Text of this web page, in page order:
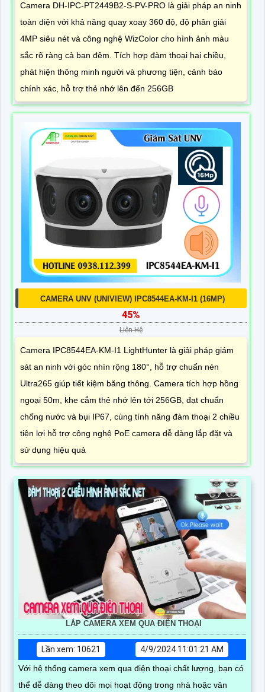
Camera DH-IPC-PT2449B2-S-PV-PRO là giải pháp an ninh
toàn diện với khả năng quay xoay 360 độ, độ phân giải
4MP siêu nét và công nghệ WizColor cho hình ảnh màu
sắc rõ ràng cả ban đêm. Tích hợp đàm thoại hai chiều,
phát hiện thông minh người và phương tiện, cảnh báo
chính xác, hỗ trợ thẻ nhớ lên đến 256GB
CAMERA UNV (UNIVIEW) IPC8544EA-KM-I1 (16MP)
45%
Liên Hệ
Camera IPC8544EA-KM-I1 LightHunter là giải pháp giám
sát an ninh với góc nhìn rộng 180°, hỗ trợ chuẩn nén
Ultra265 giúp tiết kiệm băng thông. Camera tích hợp hồng
ngoại 50m, khe cắm thẻ nhớ lên tới 256GB, đạt chuẩn
chống nước và bụi IP67, cùng tính năng đàm thoại 2 chiều
tiện lợi hỗ trợ công nghệ PoE camera dễ dàng lắp đặt và
sử dụng hiệu quả
LẮP CAMERA XEM QUA ĐIỆN THOẠI
Lần xem: 10621
4/9/2024 11:01:21 AM
Với hệ thống camera xem qua điện thoại chất lượng, bạn có
thể dễ dàng theo dõi mọi hoạt động trong nhà hoặc văn